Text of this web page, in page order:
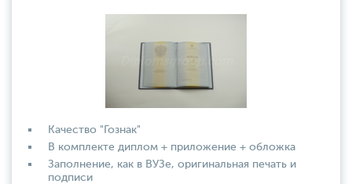
Качество "Гознак"
В комплекте диплом + приложение + обложка
Заполнение, как в ВУЗе, оригинальная печать и
подписи